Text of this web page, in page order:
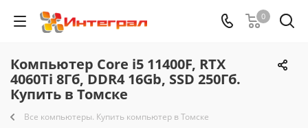
0
Компьютер Core i5 11400F, RTX
4060Ti 8Гб, DDR4 16Gb, SSD 250Гб.
Купить в Томске
Все компьютеры. Купить компьютер в Томске